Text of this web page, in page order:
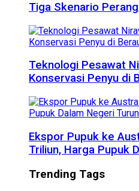
Tiga Skenario
Teknologi Pesawat
Konservasi Penyu di
Ekspor Pupuk ke
Triliun, Harga Pupuk
Trending Tags